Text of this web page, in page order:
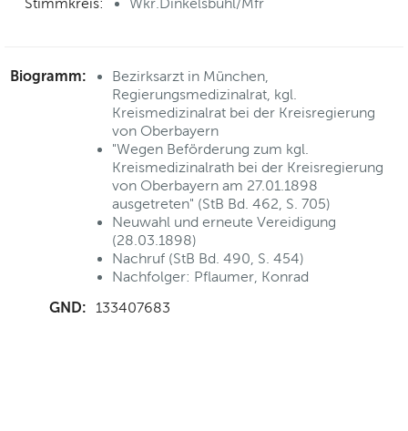
Stimmkreis: Wkr.Dinkelsbühl/Mfr
Biogramm:
Bezirksarzt in München,
Regierungsmedizinalrat, kgl.
Kreismedizinalrat bei der Kreisregierung
von Oberbayern
"Wegen Beförderung zum kgl.
Kreismedizinalrath bei der Kreisregierung
von Oberbayern am 27.01.1898
ausgetreten" (StB Bd. 462, S. 705)
Neuwahl und erneute Vereidigung
(28.03.1898)
Nachruf (StB Bd. 490, S. 454)
Nachfolger: Pflaumer, Konrad
GND: 133407683